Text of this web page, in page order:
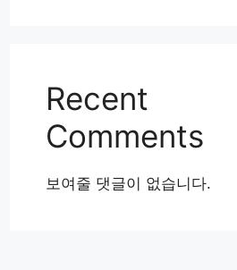
Recent
Comments
보여줄 댓글이 없습니다.